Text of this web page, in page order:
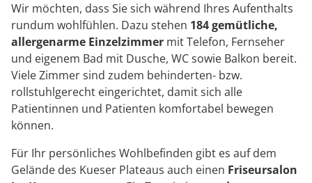
Wir möchten, dass Sie sich während Ihres Aufenthalts
rundum wohlfühlen. Dazu stehen 184 gemütliche,
allergenarme Einzelzimmer mit Telefon, Fernseher
und eigenem Bad mit Dusche, WC sowie Balkon bereit.
Viele Zimmer sind zudem behinderten- bzw.
rollstuhlgerecht eingerichtet, damit sich alle
Patientinnen und Patienten komfortabel bewegen
können.
Für Ihr persönliches Wohlbefinden gibt es auf dem
Gelände des Kueser Plateaus auch einen Friseursalon